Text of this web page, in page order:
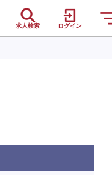
求人検索 ログイン